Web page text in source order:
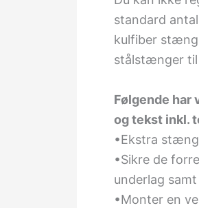
standard
kulfiber
stålstænger til
Følgende har
og tekst inkl.
•Ekstra
•Sikre de
underlag
•Monter en